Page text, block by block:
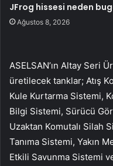
JFrog hissesi neden
Ağustos 8, 2026
ASELSAN’ın Altay Seri
üretilecek tanklar; Atış
Kule Kurtarma Sistemi,
Bilgi Sistemi, Sürücü
Uzaktan Komutalı Silah
Tanıma Sistemi, Yakın
Etkili Savunma Sistemi